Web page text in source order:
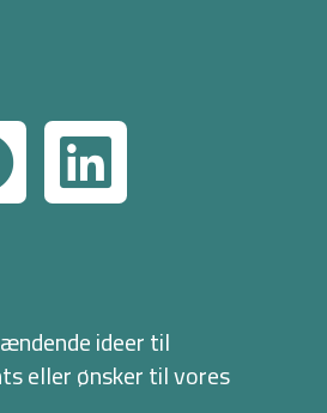
ideer til
eller ønsker til vores